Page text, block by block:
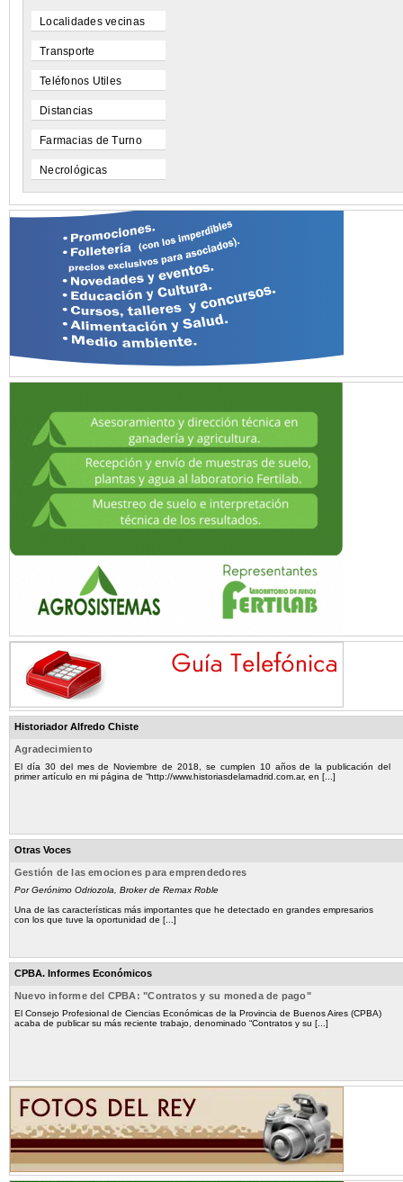
Localidades vecinas
Transporte
Teléfonos Utiles
Distancias
Farmacias de Turno
Necrológicas
Historiador Alfredo Chiste
Agradecimiento
El día 30 del mes de Noviembre de 2018, se cumplen 10 años de la publicación del
primer artículo en mi página de “http://www.historiasdelamadrid.com.ar, en [...]
Otras Voces
Gestión de las emociones para emprendedores
Por Gerónimo Odriozola, Broker de Remax Roble
Una de las características más importantes que he detectado en grandes empresarios
con los que tuve la oportunidad de [...]
CPBA. Informes Económicos
Nuevo informe del CPBA: "Contratos y su moneda de pago"
El Consejo Profesional de Ciencias Económicas de la Provincia de Buenos Aires (CPBA)
acaba de publicar su más reciente trabajo, denominado “Contratos y su [...]